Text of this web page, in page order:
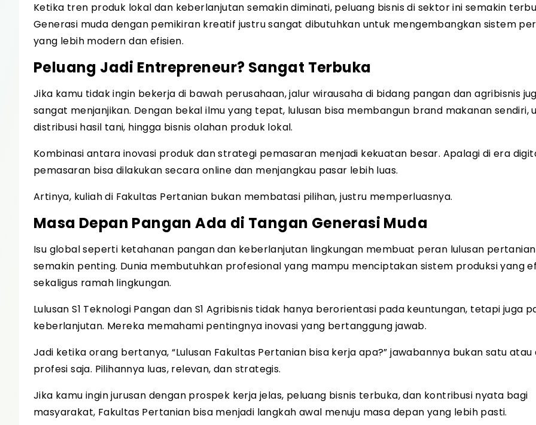
Ketika tren produk lokal dan keberlanjutan semakin diminati, peluang bisnis di sektor ini semakin
Generasi muda dengan pemikiran kreatif justru sangat dibutuhkan untuk mengembangkan sistem
yang lebih modern dan efisien.
Peluang Jadi Entrepreneur? Sangat Terbuka
Jika kamu tidak ingin bekerja di bawah perusahaan, jalur wirausaha di bidang pangan dan agribisnis
sangat menjanjikan. Dengan bekal ilmu yang tepat, lulusan bisa membangun brand makanan sendiri,
distribusi hasil tani, hingga bisnis olahan produk lokal.
Kombinasi antara inovasi produk dan strategi pemasaran menjadi kekuatan besar. Apalagi di era
pemasaran bisa dilakukan secara online dan menjangkau pasar lebih luas.
Artinya, kuliah di Fakultas Pertanian bukan membatasi pilihan, justru memperluasnya.
Masa Depan Pangan Ada di Tangan Generasi Muda
Isu global seperti ketahanan pangan dan keberlanjutan lingkungan membuat peran lulusan pertanian
semakin penting. Dunia membutuhkan profesional yang mampu menciptakan sistem produksi yang
sekaligus ramah lingkungan.
Lulusan S1 Teknologi Pangan dan S1 Agribisnis tidak hanya berorientasi pada keuntungan, tetapi juga
keberlanjutan. Mereka memahami pentingnya inovasi yang bertanggung jawab.
Jadi ketika orang bertanya, “Lulusan Fakultas Pertanian bisa kerja apa?” jawabannya bukan satu atau
profesi saja. Pilihannya luas, relevan, dan strategis.
Jika kamu ingin jurusan dengan prospek kerja jelas, peluang bisnis terbuka, dan kontribusi nyata bagi
masyarakat, Fakultas Pertanian bisa menjadi langkah awal menuju masa depan yang lebih pasti.